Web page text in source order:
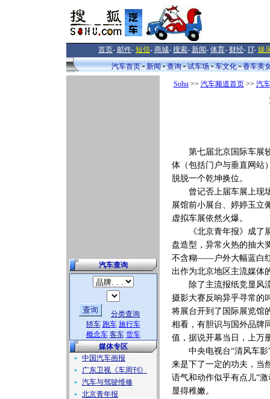
首页- 邮件- 短信- 商城- 搜索- 新闻- 体育- 财经- IT- 娱
汽车首页
新闻 查询 试车场 车文化 香车美
汽车查询
分类查询
轿车 跑车 旅行车
概念车 客车 货车
媒体专区
中国汽车画报
广东卫视《车周刊》
汽车与驾驶维修
北京青年报
Sohu>> 汽车频道首页>> 汽
第七届北京国际车展较
体（包括门户与垂直网站
脱脱一个乾坤换位。
曾记否上届车展上现场
展馆前小展台、婷婷玉
虚拟车展依然火爆。
《北京青年报》成了展
盘造型，异常火热的抽大
不含糊——户外大幅蓝白
出作为北京地区主流媒体
除了主流报纸竞显风流
摄影大赛反响异乎寻常的
将展台开到了国际展览馆
相看，有胆识与国外品牌
值，据说开幕当日，上万
中央电视台“清风车影”
来是下了一定的功夫，当
语气和动作似乎有点儿“
显得稚嫩。